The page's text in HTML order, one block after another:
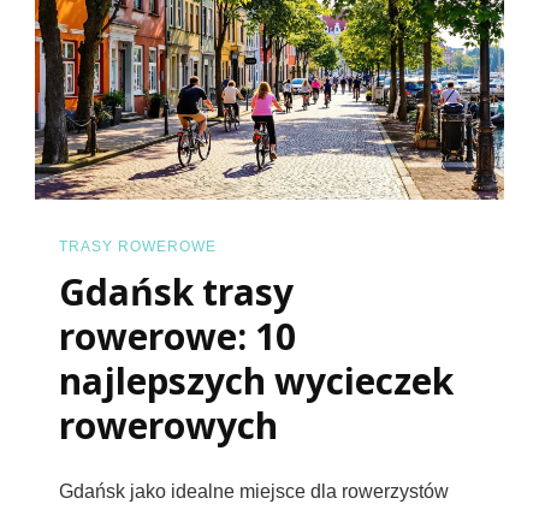
Na
Bałtyku
TRASY ROWEROWE
Gdańsk trasy
rowerowe: 10
najlepszych wycieczek
rowerowych
Gdańsk jako idealne miejsce dla rowerzystów